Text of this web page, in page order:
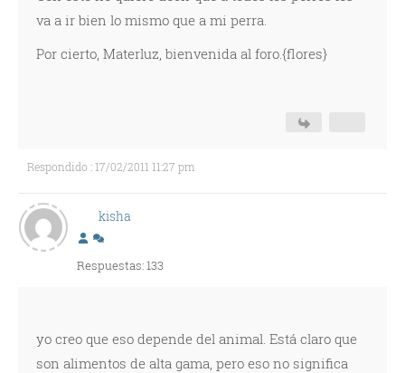
va a ir bien lo mismo que a mi perra.
Por cierto, Materluz, bienvenida al foro.{flores}
Respondido : 17/02/2011 11:27 pm
kisha
Respuestas: 133
yo creo que eso depende del animal. Está claro que
son alimentos de alta gama, pero eso no significa